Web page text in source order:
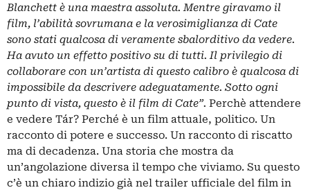
Blanchett è una maestra assoluta. Mentre giravamo il
film, l’abilità sovrumana e la verosimiglianza di Cate
sono stati qualcosa di veramente sbalorditivo da vedere.
Ha avuto un effetto positivo su di tutti. Il privilegio di
collaborare con un’artista di questo calibro è qualcosa di
impossibile da descrivere adeguatamente. Sotto ogni
punto di vista, questo è il film di Cate”. Perchè attendere
e vedere Tár? Perché è un film attuale, politico. Un
racconto di potere e successo. Un racconto di riscatto
ma di decadenza. Una storia che mostra da
un’angolazione diversa il tempo che viviamo. Su questo
c’è un chiaro indizio già nel trailer ufficiale del film in